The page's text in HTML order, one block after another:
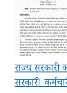
राज्य सरकारी